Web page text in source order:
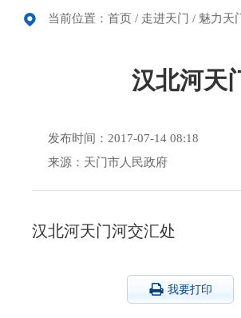
当前位置： 首页 / 走进天门 / 魅力天
汉北河天
发布时间：2017-07-14 08:18
来源：天门市人民政府
汉北河天门河交汇处
我要打印